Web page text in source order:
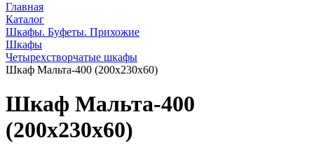
Главная
Каталог
Шкафы. Буфеты. Прихожие
Шкафы
Четырехстворчатые шкафы
Шкаф Мальта-400 (200х230х60)
Шкаф Мальта-400
(200х230х60)